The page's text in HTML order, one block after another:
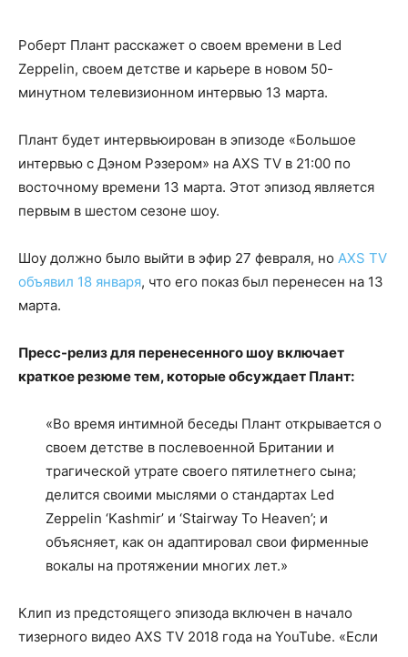
Роберт Плант расскажет о своем времени в Led
Zeppelin, своем детстве и карьере в новом 50-
минутном телевизионном интервью 13 марта.
Плант будет интервьюирован в эпизоде «Большое
интервью с Дэном Рэзером» на AXS TV в 21:00 по
восточному времени 13 марта. Этот эпизод является
первым в шестом сезоне шоу.
Шоу должно было выйти в эфир 27 февраля, но AXS TV
объявил 18 января, что его показ был перенесен на 13
марта.
Пресс-релиз для перенесенного шоу включает
краткое резюме тем, которые обсуждает Плант:
«Во время интимной беседы Плант открывается о
своем детстве в послевоенной Британии и
трагической утрате своего пятилетнего сына;
делится своими мыслями о стандартах Led
Zeppelin ‘Kashmir’ и ‘Stairway To Heaven’; и
объясняет, как он адаптировал свои фирменные
вокалы на протяжении многих лет.»
Клип из предстоящего эпизода включен в начало
тизерного видео AXS TV 2018 года на YouTube. «Если